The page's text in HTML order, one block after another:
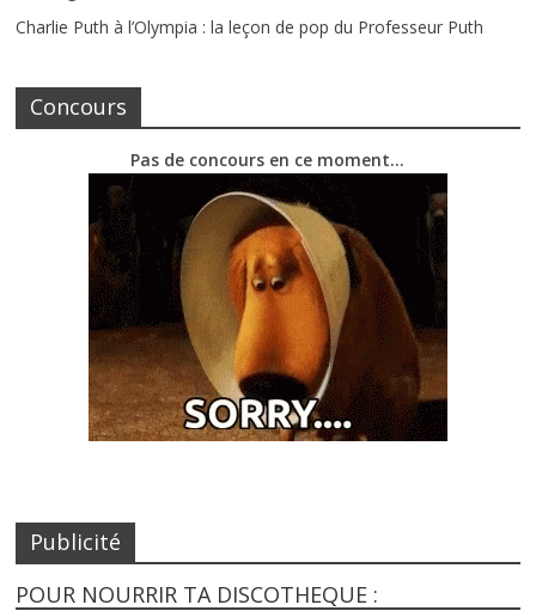
Charlie Puth à l’Olympia : la leçon de pop du Professeur Puth
Concours
Pas de concours en ce moment…
Publicité
POUR NOURRIR TA DISCOTHEQUE :